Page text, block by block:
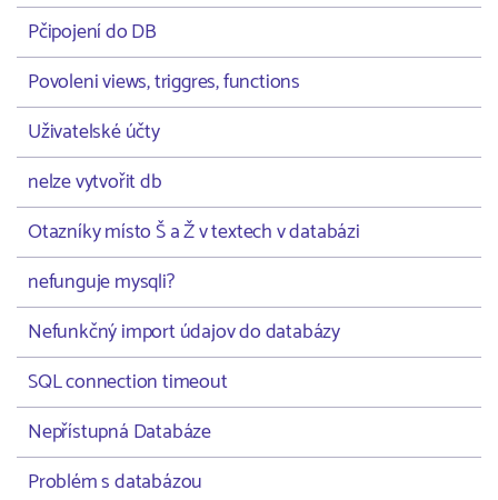
Pčipojení do DB
Povoleni views, triggres, functions
Uživatelské účty
nelze vytvořit db
Otazníky místo Š a Ž v textech v databázi
nefunguje mysqli?
Nefunkčný import údajov do databázy
SQL connection timeout
Nepřístupná Databáze
Problém s databázou